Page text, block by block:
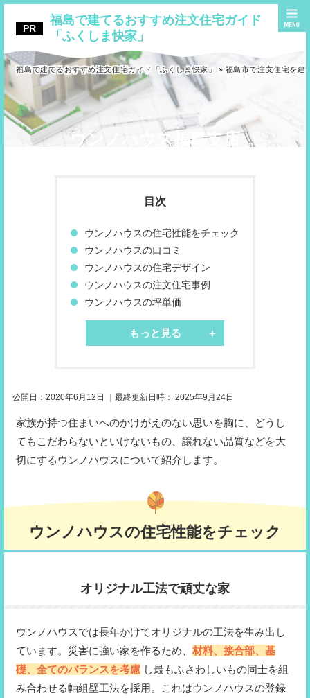
福島で建てるおすすめ注文住宅ガイド
「ふくしま快家」
福島で建てるおすすめ注文住宅ガイド「ふくしま快家」 » 福島市で注文住宅を建
ウンノハウス福島支店
ウンノハウスの住宅性能をチェック
ウンノハウスの口コミ
ウンノハウスの住宅デザイン
ウンノハウスの注文住宅事例
ウンノハウスの坪単価
もっと見る
公開日： 2020年6月12日 ｜最終更新日時： 2025年9月24日
家族が持つ住まいへのかけがえのない思いを胸に、どうし
てもこだわらないといけないもの、譲れない品質などを大
切にするウンノハウスについて紹介します。
ウンノハウスの住宅性能をチェック
オリジナル工法で頑丈な家
ウンノハウスでは長年かけてオリジナルの工法を生み出し
ています。災害に強い家を作るため、材料、接合部、基
礎、全てのバランスを考慮 し最もふさわしいもの同士を組
み合わせる軸組壁工法を採用。これはウンノハウスの登録